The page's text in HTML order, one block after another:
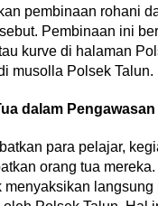
pembinaan rohani
Pembinaan ini
kurve di halaman
musolla Polsek Talun.
dalam
para pelajar,
orang tua
menyaksikan langsung